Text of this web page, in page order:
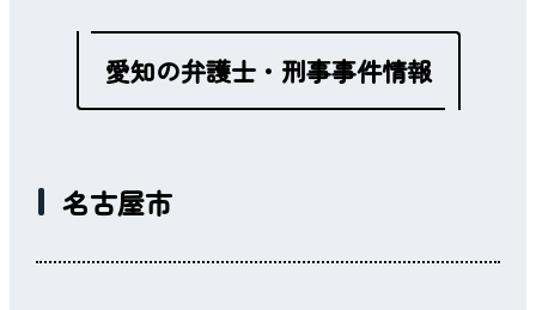
愛知の弁護士・刑事事件情報
名古屋市